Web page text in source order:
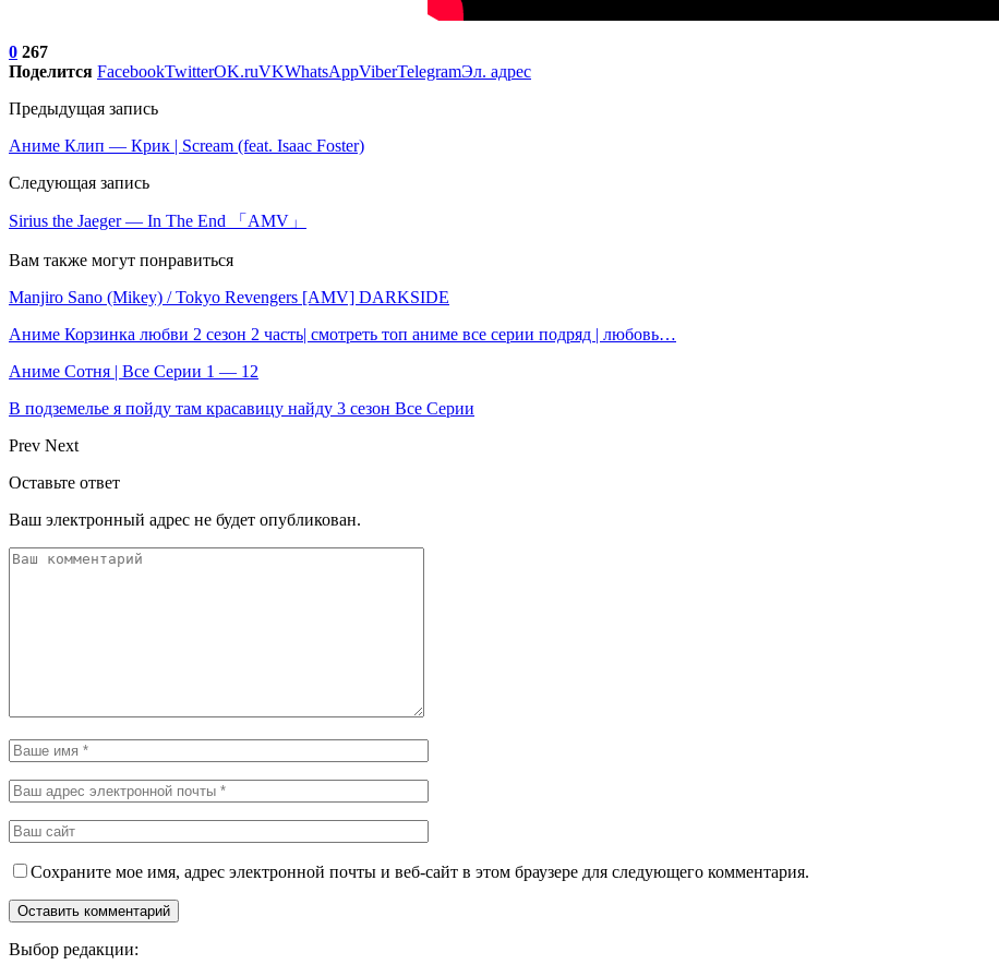
0 267
Поделится FacebookTwitterOK.ruVKWhatsAppViberTelegramЭл. адрес
Предыдущая запись
Аниме Клип — Крик | Scream (feat. Isaac Foster)
Следующая запись
Sirius the Jaeger — In The End 「AMV」
Вам также могут понравиться
Manjiro Sano (Mikey) / Tokyo Revengers [AMV] DARKSIDE
Аниме Корзинка любви 2 сезон 2 часть| смотреть топ аниме все серии подряд | любовь…
Аниме Сотня | Все Серии 1 — 12
В подземелье я пойду там красавицу найду 3 сезон Все Серии
Prev Next
Оставьте ответ
Ваш электронный адрес не будет опубликован.
Сохраните мое имя, адрес электронной почты и веб-сайт в этом браузере для следующего комментария.
Выбор редакции: